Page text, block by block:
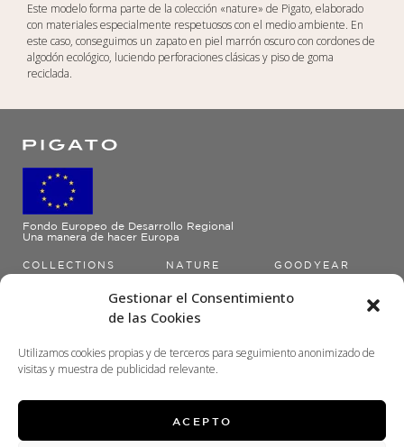
Gestionar el Consentimiento
de las Cookies
Utilizamos cookies propias y de terceros para seguimiento anonimizado de
visitas y muestra de publicidad relevante.
ACEPTO
Este modelo forma parte de la colección «nature» de Pigato, elaborado
con materiales especialmente respetuosos con el medio ambiente. En
este caso, conseguimos un zapato en piel marrón oscuro con cordones de
algodón ecológico, luciendo perforaciones clásicas y piso de goma
reciclada.
Fondo Europeo de Desarrollo Regional
Una manera de hacer Europa
COLLECTIONS NATURE GOODYEAR